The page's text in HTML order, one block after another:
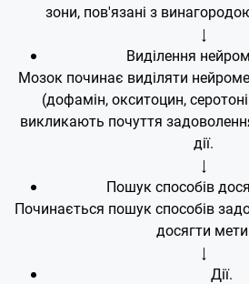
зони, пов'язані з
↓
Виділення
Мозок починає виділяти
(дофамін, окситоцин,
викликають почуття
дії.
↓
Пошук способів
Починається пошук способів
досягти
↓
Дії.